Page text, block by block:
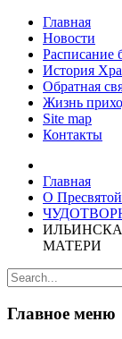
Главная
Новости
Расписание
История
Обратная
Жизнь
Site map
Контакты
Главная
О
МАТЕРИ
Главное меню